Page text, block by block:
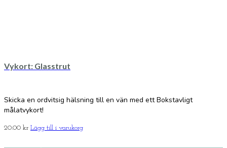
Vykort: Glasstrut
Skicka en ordvitsig hälsning till en vän med ett Bokstavligt
målatvykort!
20.00 kr Lägg till i varukorg